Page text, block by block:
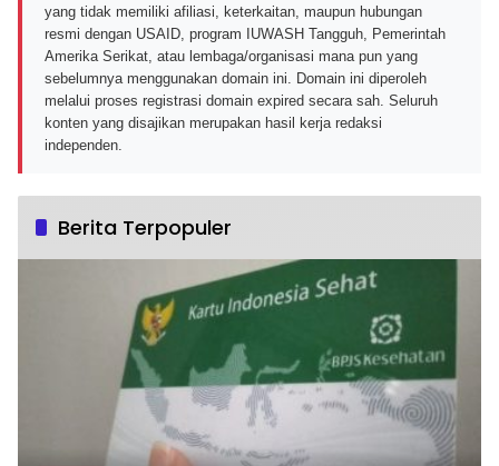
yang tidak memiliki afiliasi, keterkaitan, maupun hubungan
resmi dengan USAID, program IUWASH Tangguh, Pemerintah
Amerika Serikat, atau lembaga/organisasi mana pun yang
sebelumnya menggunakan domain ini. Domain ini diperoleh
melalui proses registrasi domain expired secara sah. Seluruh
konten yang disajikan merupakan hasil kerja redaksi
independen.
Berita Terpopuler